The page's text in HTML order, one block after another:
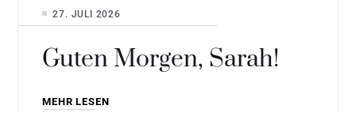
Guten Morgen, Sarah!
27. JULI 2026
MEHR LESEN